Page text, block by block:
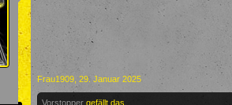
Frau1909 29. Januar 2025
Vorstopper gefällt das.